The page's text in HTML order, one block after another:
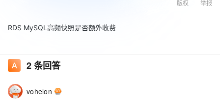
举报
版权
RDS MySQL高频快照是否额外收费
2条回答
vohelon